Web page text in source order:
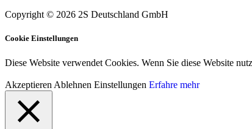
Copyright © 2026 2S Deutschland GmbH
Cookie Einstellungen
Diese Website verwendet Cookies. Wenn Sie diese Website
Akzeptieren Ablehnen Einstellungen Erfahre mehr